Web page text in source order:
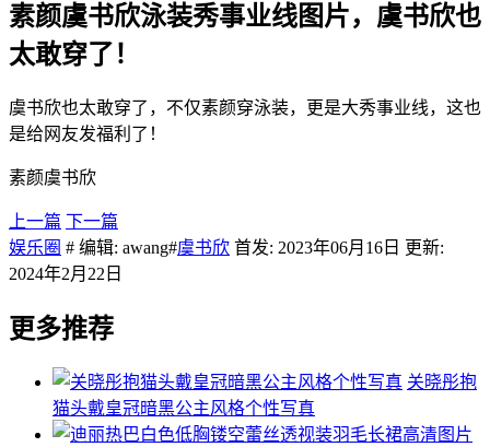
素颜虞书欣泳装秀事业线图片，虞书欣也
太敢穿了！
虞书欣也太敢穿了，不仅素颜穿泳装，更是大秀事业线，这也
是给网友发福利了！
素颜虞书欣
上一篇 下一篇
娱乐圈 # 编辑: awang#虞书欣 首发: 2023年06月16日 更新:
2024年2月22日
更多推荐
关晓彤抱
猫头戴皇冠暗黑公主风格个性写真